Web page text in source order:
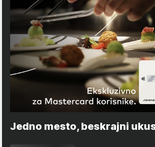
Jedno mesto, beskrajni